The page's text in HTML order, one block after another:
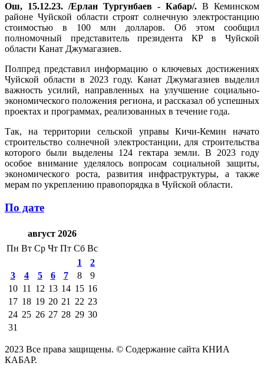
Ош, 15.12.23. /Ерлан Тургунбаев - Кабар/. В Кеминском
районе Чуйской области строят солнечную электростанцию
стоимостью в 100 млн долларов. Об этом сообщил
полномочный представитель президента КР в Чуйской
области Канат Джумагазиев.
Полпред представил информацию о ключевых достижениях
Чуйской области в 2023 году. Канат Джумагазиев выделил
важность усилий, направленных на улучшение социально-
экономического положения региона, и рассказал об успешных
проектах и программах, реализованных в течение года.
Так, на территории сельской управы Кичи-Кемин начато
строительство солнечной электростанции, для строительства
которого были выделены 124 гектара земли. В 2023 году
особое внимание уделялось вопросам социальной защиты,
экономического роста, развития инфраструктуры, а также
мерам по укреплению правопорядка в Чуйской области.
По дате
август 2026
Пн Вт Ср Чт Пт Сб Вс
1
2
3
4 5 6 7 8
9
10 11 12 13 14 15 16
17 18 19 20 21 22 23
24 25 26 27 28 29 30
31
2023 Все права защищены. © Содержание сайта КНИА
КАБАР.